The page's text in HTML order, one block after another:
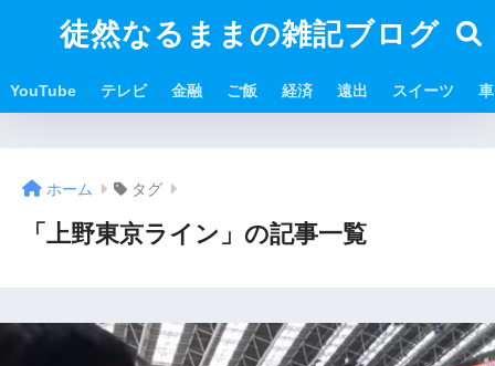
徒然なるままの雑記ブログ
YouTube テレビ 金融 ご飯 経済 遠出 スイーツ 車
ホーム タグ
「上野東京ライン」の記事一覧